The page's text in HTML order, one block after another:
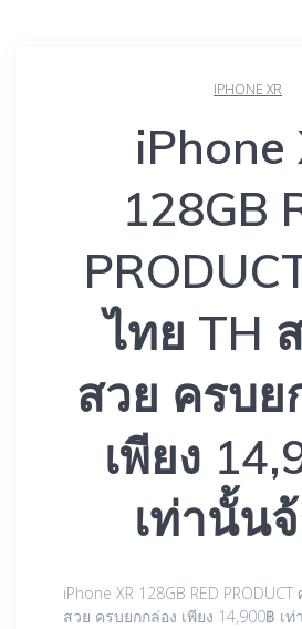
IPHONE XR
iPhone
128GB
ไทย TH
สวย ครบย
เพียง
เท่านั้น
iPhone XR 128GB RED
สวย ครบยกกล่อง เพียง 14,900฿ เท่